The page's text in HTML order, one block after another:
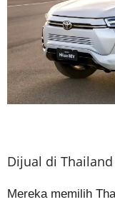
Dijual di Thailand
Mereka memilih